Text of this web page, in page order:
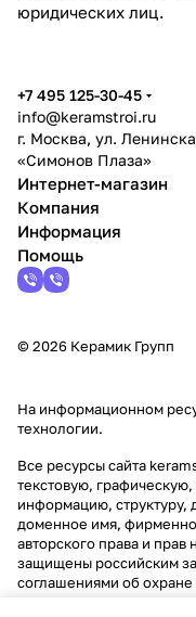
юридических лиц.
+7 495 125-30-45
info@keramstroi.ru
г. Москва, ул.
«Симонов Плаза»
Интернет-магазин
Компания
Информация
Помощь
© 2026 Керамик Групп
На информационном
технологии.
Все ресурсы сайта
текстовую,
информацию, структуру,
доменное имя,
авторского права и прав
защищены российским
соглашениями об охране